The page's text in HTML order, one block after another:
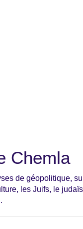
Chemla
de géopolitique,
les Juifs, le